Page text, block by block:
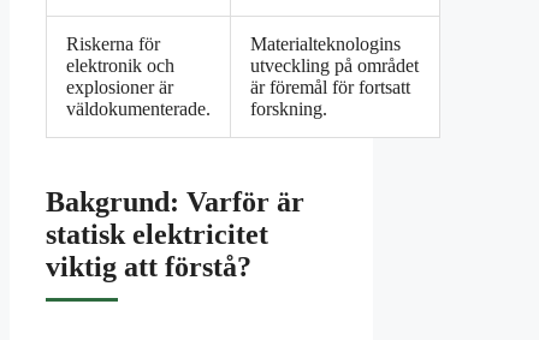
Riskerna för
elektronik och
explosioner är
väldokumenterade.
Materialteknologins
utveckling på området
är föremål för fortsatt
forskning.
Bakgrund: Varför är
statisk elektricitet
viktig att förstå?